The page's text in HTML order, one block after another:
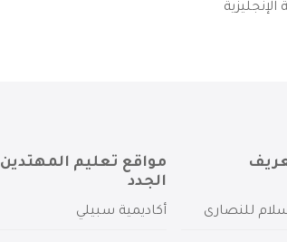
للنصارى
مواقع تعليم المهتدين
الجدد
أكاديمية سبيلي